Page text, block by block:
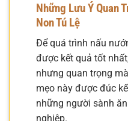
Những Lưu Ý Quan
Non Tú Lệ
Để quá trình nấu
được kết quả tốt
nhưng quan trọng
mẹo này được đúc
những người sành
nghiệp.